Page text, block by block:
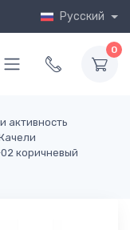
Русский
0
активность
коричневый